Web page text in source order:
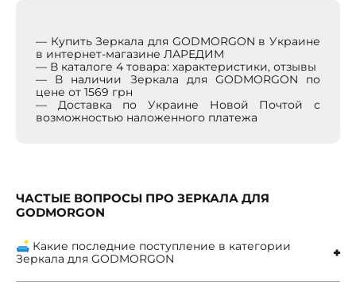
— Купить Зеркала для GODMORGON в Украине
в интернет-магазине ЛАРЕДИМ
— В каталоге 4 товара: характеристики, отзывы
— В наличии Зеркала для GODMORGON по
цене от 1569 грн
— Доставка по Украине Новой Почтой с
возможностью наложенного платежа
ЧАСТЫЕ ВОПРОСЫ ПРО ЗЕРКАЛА ДЛЯ
GODMORGON
🛋 Какие последние поступление в категории
Зеркала для GODMORGON